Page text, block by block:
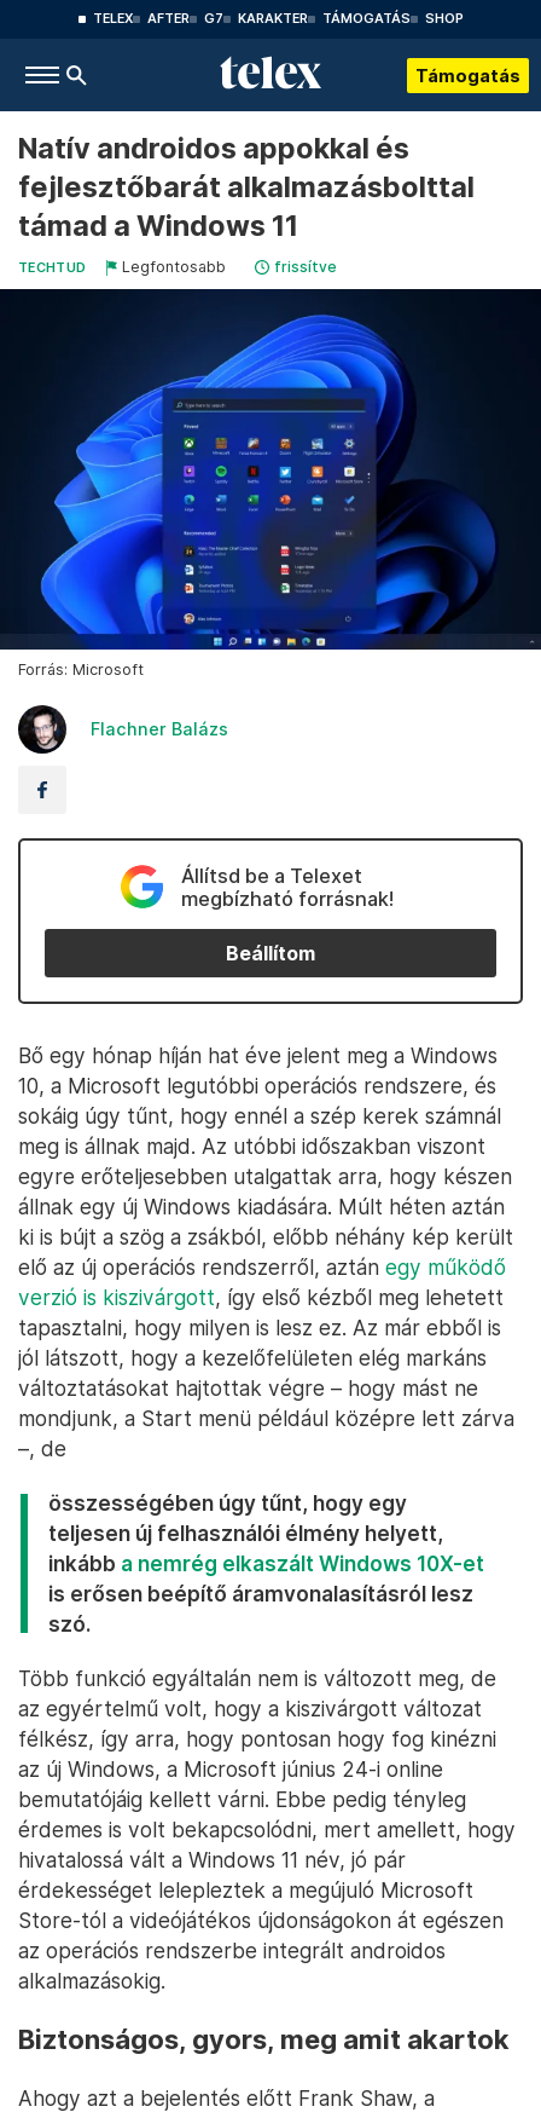
TELEX AFTER G7 KARAKTER TÁMOGATÁS SHOP
Támogatás
Natív androidos appokkal és
fejlesztőbarát alkalmazásbolttal
támad a Windows 11
TECHTUD Legfontosabb frissítve
Forrás: Microsoft
Flachner Balázs
Állítsd be a Telexet
megbízható forrásnak!
Beállítom
Bő egy hónap híján hat éve jelent meg a Windows
10, a Microsoft legutóbbi operációs rendszere, és
sokáig úgy tűnt, hogy ennél a szép kerek számnál
meg is állnak majd. Az utóbbi időszakban viszont
egyre erőteljesebben utalgattak arra, hogy készen
állnak egy új Windows kiadására. Múlt héten aztán
ki is bújt a szög a zsákból, előbb néhány kép került
elő az új operációs rendszerről, aztán egy működő
verzió is kiszivárgott, így első kézből meg lehetett
tapasztalni, hogy milyen is lesz ez. Az már ebből is
jól látszott, hogy a kezelőfelületen elég markáns
változtatásokat hajtottak végre – hogy mást ne
mondjunk, a Start menü például középre lett zárva
–, de
összességében úgy tűnt, hogy egy
teljesen új felhasználói élmény helyett,
inkább a nemrég elkaszált Windows 10X-et
is erősen beépítő áramvonalasításról lesz
szó.
Több funkció egyáltalán nem is változott meg, de
az egyértelmű volt, hogy a kiszivárgott változat
félkész, így arra, hogy pontosan hogy fog kinézni
az új Windows, a Microsoft június 24-i online
bemutatójáig kellett várni. Ebbe pedig tényleg
érdemes is volt bekapcsolódni, mert amellett, hogy
hivatalossá vált a Windows 11 név, jó pár
érdekességet lelepleztek a megújuló Microsoft
Store-tól a videójátékos újdonságokon át egészen
az operációs rendszerbe integrált androidos
alkalmazásokig.
Biztonságos, gyors, meg amit akartok
Ahogy azt a bejelentés előtt Frank Shaw, a